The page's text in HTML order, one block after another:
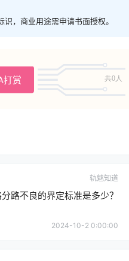
，商业用途需申请书面授权。
打赏 共0人
轨魅知道
路不良的界定标准是多少？
2024-10-2 0:00:00